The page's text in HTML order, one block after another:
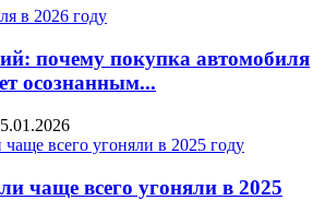
почему покупка автомобиля
осознанным...
чаще всего угоняли в 2025